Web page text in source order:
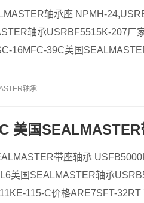
轴承座 NPMH-
轴承USRBF5515K-207厂
16MFC-39C美国
轴承
美国
带座轴承
美国SEALMASTER轴承
115-C价格ARE7SFT-